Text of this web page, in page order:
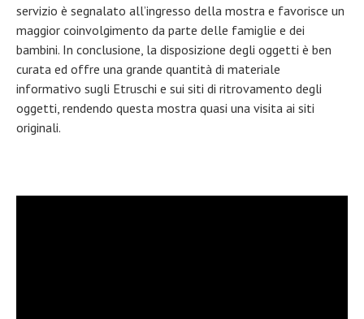
servizio è segnalato all’ingresso della mostra e favorisce un
maggior coinvolgimento da parte delle famiglie e dei
bambini. In conclusione, la disposizione degli oggetti è ben
curata ed offre una grande quantità di materiale
informativo sugli Etruschi e sui siti di ritrovamento degli
oggetti, rendendo questa mostra quasi una visita ai siti
originali.